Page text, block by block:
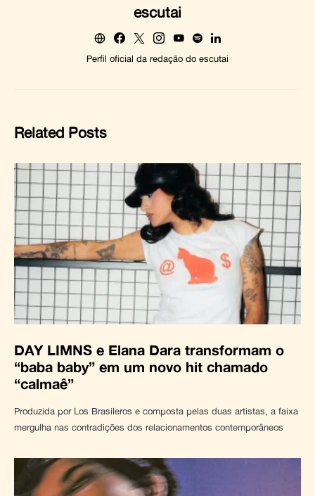
escutai
Perfil oficial da redação do escutai
Related Posts
DAY LIMNS e Elana Dara transformam o
“baba baby” em um novo hit chamado
“calmaê”
Produzida por Los Brasileros e composta pelas duas artistas, a faixa
mergulha nas contradições dos relacionamentos contemporâneos